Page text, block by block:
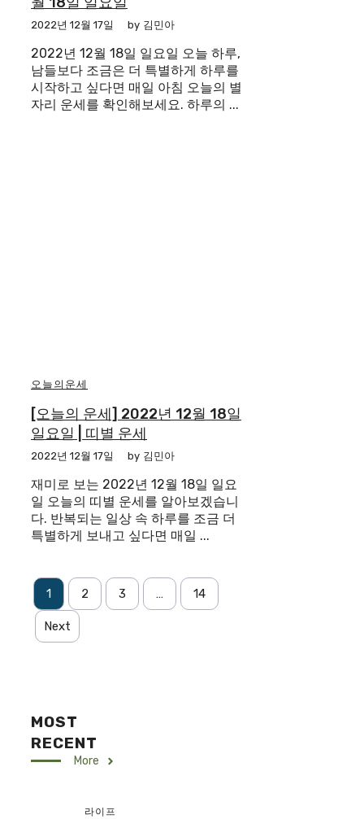
2022년 12월 17일 by 김민아
2022년 12월 18일 일요일 오늘 하루,
남들보다 조금은 더 특별하게 하루를
시작하고 싶다면 매일 아침 오늘의 별
자리 운세를 확인해보세요. 하루의 ...
오늘의운세
[오늘의 운세] 2022년 12월 18일
일요일 | 띠별 운세
2022년 12월 17일 by 김민아
재미로 보는 2022년 12월 18일 일요
일 오늘의 띠별 운세를 알아보겠습니
다. 반복되는 일상 속 하루를 조금 더
특별하게 보내고 싶다면 매일 ...
1 2 3 … 14
Next
MOST
RECENT
More
라이프